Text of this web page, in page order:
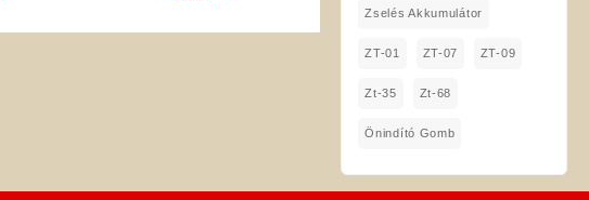
Zselés Akkumulátor
ZT-01 ZT-07 ZT-09
Zt-35 Zt-68
Önindító Gomb